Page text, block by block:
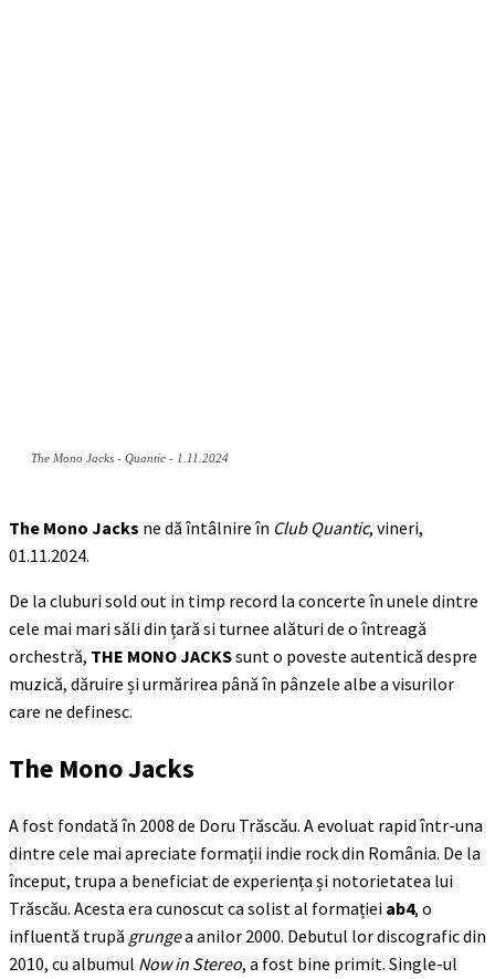
The Mono Jacks - Quantic - 1.11.2024
The Mono Jacks ne dă întâlnire în Club Quantic, vineri,
01.11.2024.
De la cluburi sold out in timp record la concerte în unele dintre
cele mai mari săli din țară si turnee alături de o întreagă
orchestră, THE MONO JACKSsunt o poveste autentică despre
muzică, dăruire și urmărirea până în pânzele albe a visurilor
care ne definesc.
The Mono Jacks
A fost fondată în 2008 de Doru Trăscău. A evoluat rapid într-una
dintre cele mai apreciate formații indie rock din România. De la
început, trupa a beneficiat de experiența și notorietatea lui
Trăscău. Acesta era cunoscut ca solist al formației ab4, o
influentă trupă grungea anilor 2000. Debutul lor discografic din
2010, cu albumul Now in Stereo, a fost bine primit. Single-ul